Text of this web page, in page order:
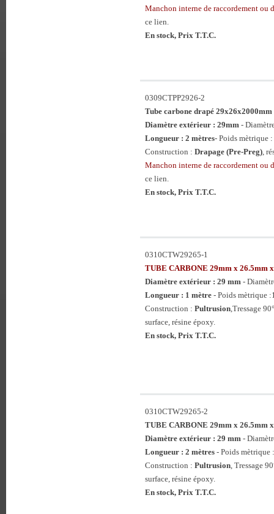
Manchon interne de raccordement ou
ce lien.
En stock, Prix T.T.C.
0309CTPP2926-2
Tube carbone drapé 29x26x2000mm
Diamètre extérieur : 29mm -
Longueur : 2 mètres- Poids mètrique :
Construction : Drapage (Pre-Preg),
Manchon interne de raccordement ou
ce lien.
En stock, Prix T.T.C.
0310CTW29265-1
TUBE CARBONE 29mm x 26.5mm
Diamètre extérieur : 29 mm -
Longueur : 1 mètre - Poids mètrique
Construction : Pultrusion,Tressage
surface, résine époxy.
En stock, Prix T.T.C.
0310CTW29265-2
TUBE CARBONE 29mm x 26.5mm
Diamètre extérieur : 29 mm -
Longueur : 2 mètres - Poids mètrique
Construction : Pultrusion, Tressage
surface, résine époxy.
En stock, Prix T.T.C.